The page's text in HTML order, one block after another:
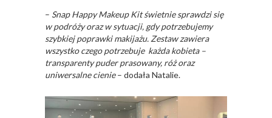
– Snap Happy Makeup Kit świetnie sprawdzi się
w podróży oraz w sytuacji, gdy potrzebujemy
szybkiej poprawki makijażu. Zestaw zawiera
wszystko czego potrzebuje każda kobieta –
transparenty puder prasowany, róż oraz
uniwersalne cienie– dodała Natalie.